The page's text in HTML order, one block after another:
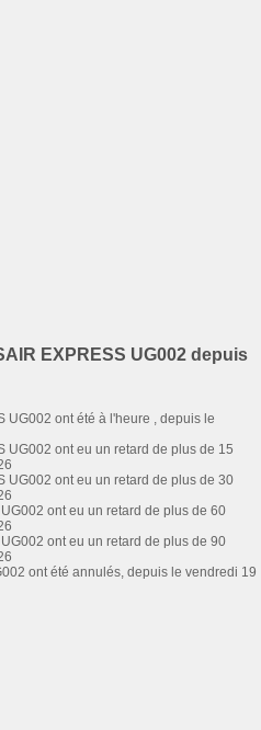
EXPRESS UG002 depuis
UG002 ont été à l'heure , depuis le
UG002 ont eu un retard de plus de 15
UG002 ont eu un retard de plus de 30
ont eu un retard de plus de 60
ont eu un retard de plus de 90
ont été annulés, depuis le vendredi 19